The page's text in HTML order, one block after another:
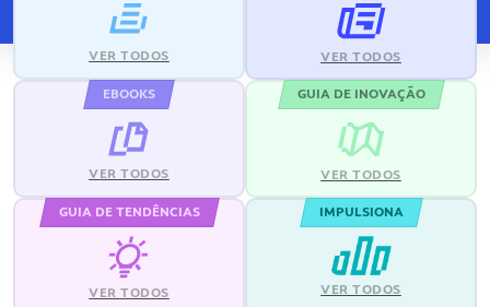
VER TODOS VER TODOS
EBOOKS
VER TODOS
GUIA DE INOVAÇÃO
VER TODOS
GUIA DE TENDÊNCIAS
VER TODOS
IMPULSIONA
VER TODOS